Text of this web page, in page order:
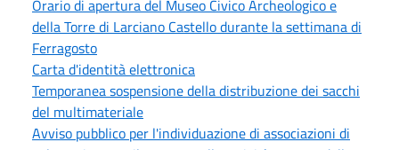
Orario di apertura del Museo Civico Archeologico e
della Torre di Larciano Castello durante la settimana di
Ferragosto
Carta d'identità elettronica
Temporanea sospensione della distribuzione dei sacchi
del multimateriale
Avviso pubblico per l'individuazione di associazioni di